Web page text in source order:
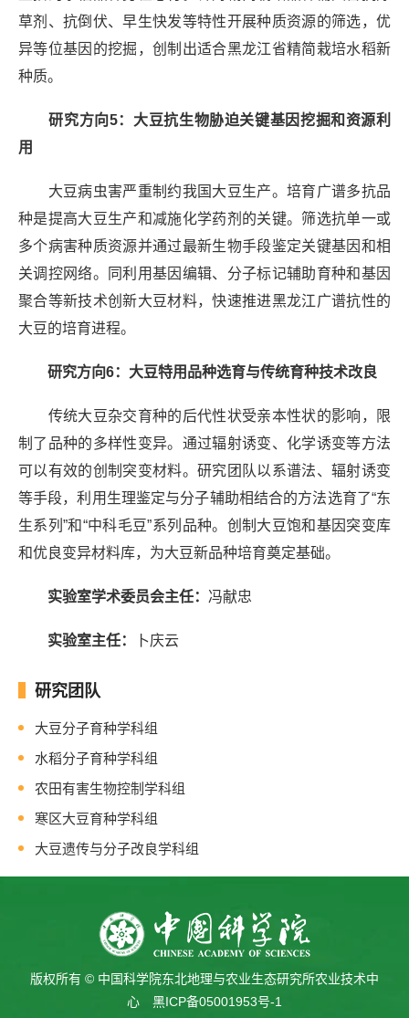
草剂、抗倒伏、早生快发等特性开展种质资源的筛选，优
异等位基因的挖掘，创制出适合黑龙江省精简栽培水稻新
种质。
研究方向5： 大豆抗生物胁迫关键基因挖掘和资源利
用
大豆病虫害严重制约我国大豆生产。培育广谱多抗品
种是提高大豆生产和减施化学药剂的关键。筛选抗单一或
多个病害种质资源并通过最新生物手段鉴定关键基因和相
关调控网络。同利用基因编辑、分子标记辅助育种和基因
聚合等新技术创新大豆材料，快速推进黑龙江广谱抗性的
大豆的培育进程。
研究方向6： 大豆特用品种选育与传统育种技术改良
传统大豆杂交育种的后代性状受亲本性状的影响，限
制了品种的多样性变异。通过辐射诱变、化学诱变等方法
可以有效的创制突变材料。研究团队以系谱法、辐射诱变
等手段，利用生理鉴定与分子辅助相结合的方法选育了“东
生系列”和“中科毛豆”系列品种。创制大豆饱和基因突变库
和优良变异材料库，为大豆新品种培育奠定基础。
实验室学术委员会主任： 冯献忠
实验室主任： 卜庆云
研究团队
大豆分子育种学科组
水稻分子育种学科组
农田有害生物控制学科组
寒区大豆育种学科组
大豆遗传与分子改良学科组
版权所有 © 中国科学院东北地理与农业生态研究所农业技术中
心 黑ICP备05001953号-1